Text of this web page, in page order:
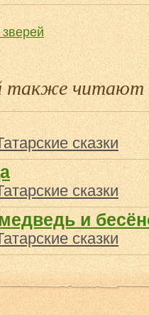
также читают
сказки
сказки
и
сказки